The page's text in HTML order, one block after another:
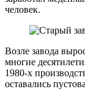
человек.
Возле завода
многие
1980-х
оставались